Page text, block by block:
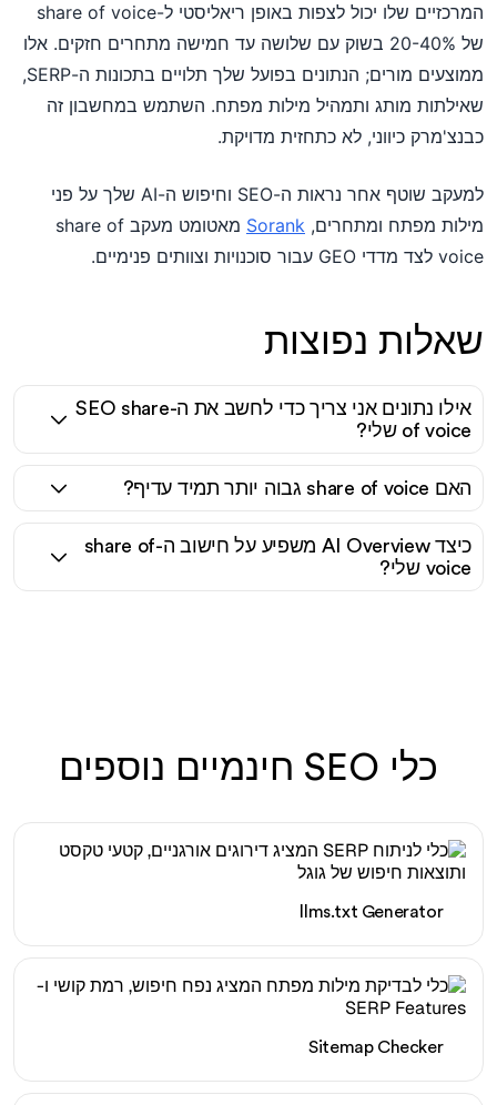
המרכזיים שלו יכול לצפות באופן ריאליסטי ל-share of voice
של 20-40% בשוק עם שלושה עד חמישה מתחרים חזקים. אלו
ממוצעים מורים; הנתונים בפועל שלך תלויים בתכונות ה-SERP,
שאילתות מותג ותמהיל מילות מפתח. השתמש במחשבון זה
כבנצ'מרק כיווני, לא כתחזית מדויקת.
למעקב שוטף אחר נראות ה-SEO וחיפוש ה-AI שלך על פני
מילות מפתח ומתחרים, Sorank
מאטומט מעקב share of
voice לצד מדדי GEO עבור סוכנויות וצוותים פנימיים.
שאלות נפוצות
אילו נתונים אני צריך כדי לחשב את ה-SEO share
of voice שלי?
האם share of voice גבוה יותר תמיד עדיף?
כיצד AI Overview משפיע על חישוב ה-share of
voice שלי?
כלי SEO חינמיים נוספים
llms.txt Generator
Sitemap Checker